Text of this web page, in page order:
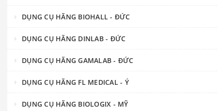
DỤNG CỤ HÃNG BIOHALL - ĐỨC
DỤNG CỤ HÃNG DINLAB - ĐỨC
DỤNG CỤ HÃNG GAMALAB - ĐỨC
DỤNG CỤ HÃNG FL MEDICAL - Ý
DỤNG CỤ HÃNG BIOLOGIX - MỸ